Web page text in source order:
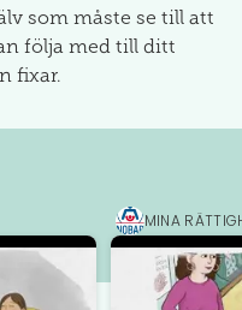
som måste se till att
följa med till ditt
fixar.
NOBAB
MINA